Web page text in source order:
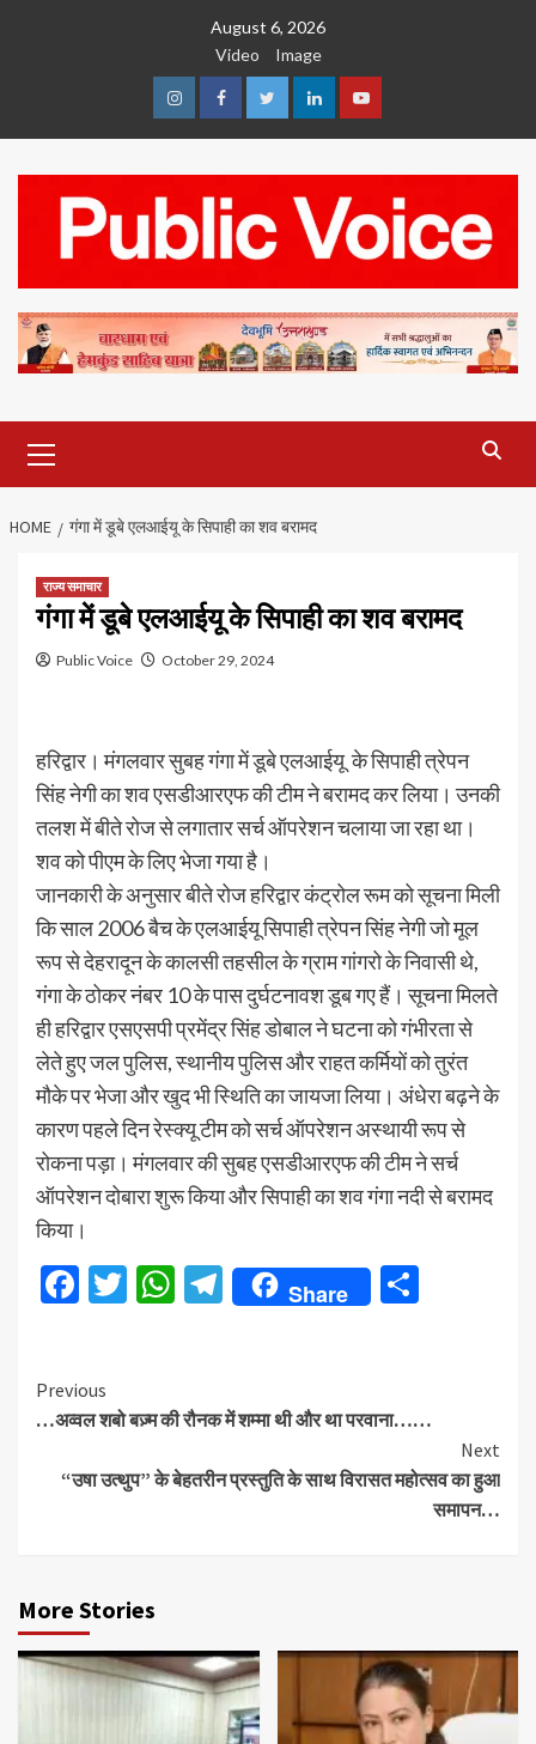
August 6, 2026
Video
Image
InstagramFacebookTwitterLinkedinYoutube
Menu
HOME गंगा में डूबे एलआईयू के सिपाही का शव बरामद
राज्य समाचार
गंगा में डूबे एलआईयू के सिपाही का शव बरामद
Public Voice October 29, 2024
हरिद्वार। मंगलवार सुबह गंगा में डूबे एलआईयू के सिपाही त्रेपन
सिंह नेगी का शव एसडीआरएफ की टीम ने बरामद कर लिया। उनकी
तलश में बीते रोज से लगातार सर्च ऑपरेशन चलाया जा रहा था।
शव को पीएम के लिए भेजा गया है।
जानकारी के अनुसार बीते रोज हरिद्वार कंट्रोल रूम को सूचना मिली
कि साल 2006 बैच के एलआईयू सिपाही त्रेपन सिंह नेगी जो मूल
रूप से देहरादून के कालसी तहसील के ग्राम गांगरो के निवासी थे,
गंगा के ठोकर नंबर 10 के पास दुर्घटनावश डूब गए हैं। सूचना मिलते
ही हरिद्वार एसएसपी प्रमेंद्र सिंह डोबाल ने घटना को गंभीरता से
लेते हुए जल पुलिस, स्थानीय पुलिस और राहत कर्मियों को तुरंत
मौके पर भेजा और खुद भी स्थिति का जायजा लिया। अंधेरा बढ़ने के
कारण पहले दिन रेस्क्यू टीम को सर्च ऑपरेशन अस्थायी रूप से
रोकना पड़ा। मंगलवार की सुबह एसडीआरएफ की टीम ने सर्च
ऑपरेशन दोबारा शुरू किया और सिपाही का शव गंगा नदी से बरामद
किया।
Facebook
TwitterWhatsApp
Telegram
Share
Continue
Reading
Previous
…अव्वल शबो बज़्म की रौनक में शम्मा थी और था परवाना……
Next
“उषा उत्थुप” के बेहतरीन प्रस्तुति के साथ विरासत महोत्सव का हुआ
समापन…
More Stories